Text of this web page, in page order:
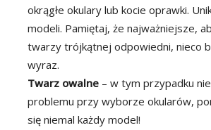
okrągłe okulary lub kocie oprawki.
modeli. Pamiętaj, że najważniejsze,
twarzy trójkątnej odpowiedni, nieco
wyraz.
Twarz owalne – w tym przypadku
problemu przy wyborze okularów,
się niemal każdy model!